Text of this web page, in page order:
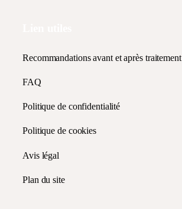
Recommandations avant et après traitement
FAQ
Politique de confidentialité
Politique de cookies
Avis légal
Plan du site